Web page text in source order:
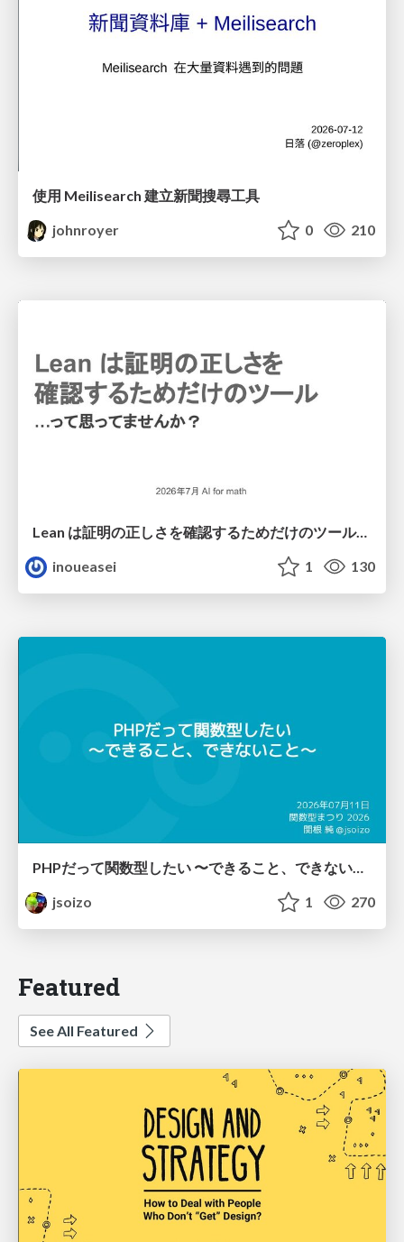
使用 Meilisearch 建立新聞搜尋工具
johnroyer
0 210
Lean は証明の正しさを確認するためだけのツールって思ってませんか？
inoueasei
1 130
PHPだって関数型したい 〜できること、できないこと〜 / fp-in-php
jsoizo
1 270
Featured
See All Featured